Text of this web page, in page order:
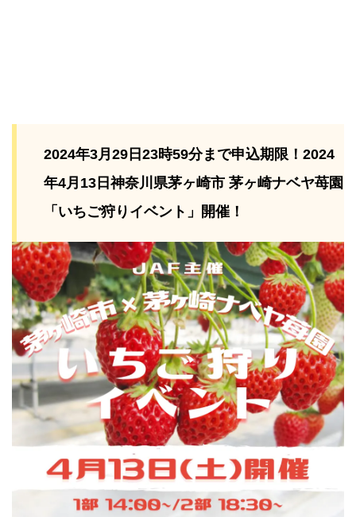
2024年3月29日23時59分まで申込期限！2024
年4⽉13⽇神奈川県茅ヶ崎市 茅ヶ崎ナベヤ苺園
「いちご狩りイベント」開催！